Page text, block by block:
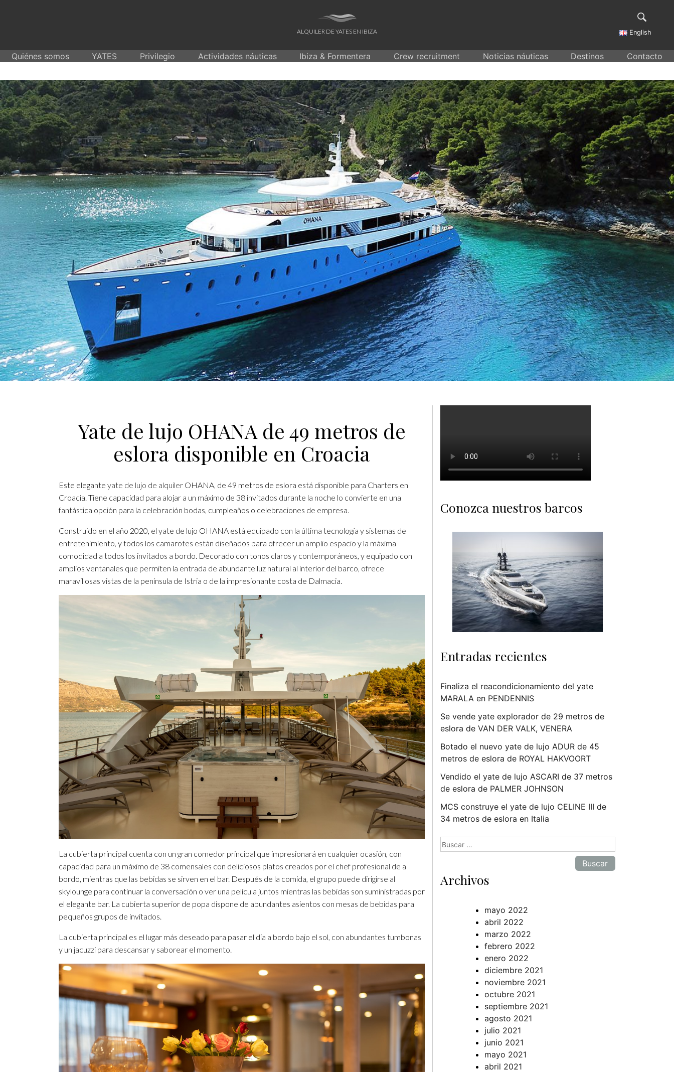
ALQUILER DE YATES EN IBIZA English
Quiénes somos YATES Privilegio Actividades náuticas Ibiza & Formentera Crew recruitment Noticias náuticas Destinos Contacto
Yate de lujo OHANA de 49 metros de
eslora disponible en Croacia
Este elegante yate de lujo de alquiler OHANA, de 49 metros de eslora está disponible para Charters en
Croacia. Tiene capacidad para alojar a un máximo de 38 invitados durante la noche lo convierte en una
fantástica opción para la celebración bodas, cumpleaños o celebraciones de empresa.
Construido en el año 2020, el yate de lujo OHANA está equipado con la última tecnología y sistemas de
entretenimiento, y todos los camarotes están diseñados para ofrecer un amplio espacio y la máxima
comodidad a todos los invitados a bordo. Decorado con tonos claros y contemporáneos, y equipado con
amplios ventanales que permiten la entrada de abundante luz natural al interior del barco, ofrece
maravillosas vistas de la península de Istria o de la impresionante costa de Dalmacia.
La cubierta principal cuenta con un gran comedor principal que impresionará en cualquier ocasión, con
capacidad para un máximo de 38 comensales con deliciosos platos creados por el chef profesional de a
bordo, mientras que las bebidas se sirven en el bar. Después de la comida, el grupo puede dirigirse al
skylounge para continuar la conversación o ver una película juntos mientras las bebidas son suministradas por
el elegante bar. La cubierta superior de popa dispone de abundantes asientos con mesas de bebidas para
pequeños grupos de invitados.
La cubierta principal es el lugar más deseado para pasar el día a bordo bajo el sol, con abundantes tumbonas
y un jacuzzi para descansar y saborear el momento.
Conozca nuestros barcos
Entradas recientes
Finaliza el reacondicionamiento del yate
MARALA en PENDENNIS
Se vende yate explorador de 29 metros de
eslora de VAN DER VALK, VENERA
Botado el nuevo yate de lujo ADUR de 45
metros de eslora de ROYAL HAKVOORT
Vendido el yate de lujo ASCARI de 37 metros
de eslora de PALMER JOHNSON
MCS construye el yate de lujo CELINE III de
34 metros de eslora en Italia
Buscar:
Archivos
mayo 2022
abril 2022
marzo 2022
febrero 2022
enero 2022
diciembre 2021
noviembre 2021
octubre 2021
septiembre 2021
agosto 2021
julio 2021
junio 2021
mayo 2021
abril 2021